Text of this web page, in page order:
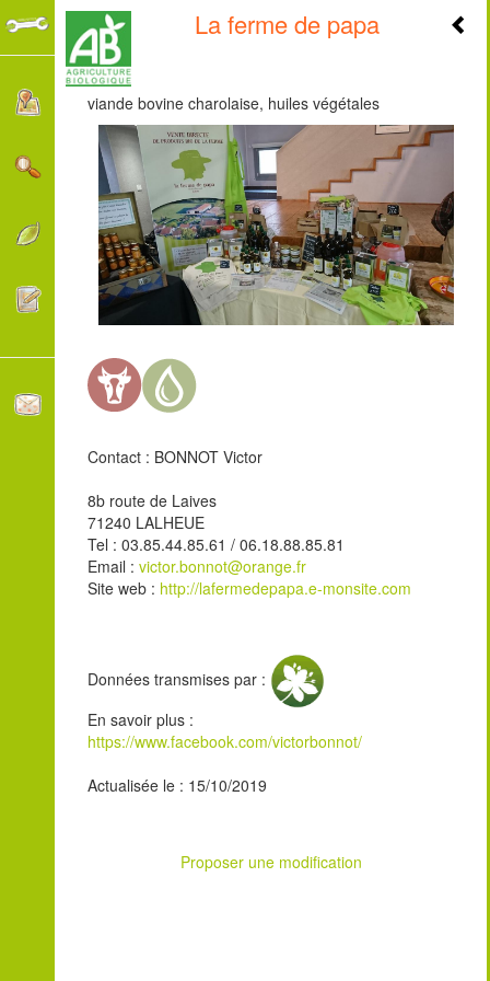
La ferme de papa
viande bovine charolaise, huiles végétales
Contact : BONNOT Victor
8b route de Laives
71240 LALHEUE
Tel : 03.85.44.85.61 / 06.18.88.85.81
Email : victor.bonnot@orange.fr
Site web : http://lafermedepapa.e-monsite.com
Données transmises par :
En savoir plus :
https://www.facebook.com/victorbonnot/
Actualisée le : 15/10/2019
Proposer une modification
+